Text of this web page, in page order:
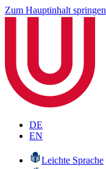
Zum Hauptinhalt springen
DE
EN
Leichte Sprache